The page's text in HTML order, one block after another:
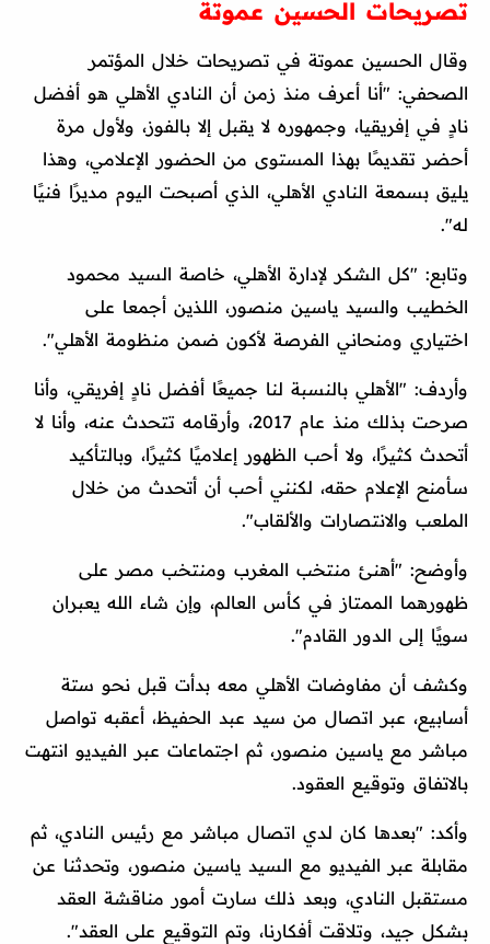
تصريحات الحسين عموتة
وقال الحسين عموتة في تصريحات خلال المؤتمر
الصحفي: "أنا أعرف منذ زمن أن النادي الأهلي هو أفضل
نادٍ في إفريقيا، وجمهوره لا يقبل إلا بالفوز، ولأول مرة
أحضر تقديمًا بهذا المستوى من الحضور الإعلامي، وهذا
يليق بسمعة النادي الأهلي، الذي أصبحت اليوم مديرًا فنيًا
له".
وتابع: "كل الشكر لإدارة الأهلي، خاصة السيد محمود
الخطيب والسيد ياسين منصور، اللذين أجمعا على
اختياري ومنحاني الفرصة لأكون ضمن منظومة الأهلي".
وأردف: "الأهلي بالنسبة لنا جميعًا أفضل نادٍ إفريقي، وأنا
صرحت بذلك منذ عام 2017، وأرقامه تتحدث عنه، وأنا لا
أتحدث كثيرًا، ولا أحب الظهور إعلاميًا كثيرًا، وبالتأكيد
سأمنح الإعلام حقه، لكنني أحب أن أتحدث من خلال
الملعب والانتصارات والألقاب".
وأوضح: "أهنئ منتخب المغرب ومنتخب مصر على
ظهورهما الممتاز في كأس العالم، وإن شاء الله يعبران
سويًا إلى الدور القادم".
وكشف أن مفاوضات الأهلي معه بدأت قبل نحو ستة
أسابيع، عبر اتصال من سيد عبد الحفيظ، أعقبه تواصل
مباشر مع ياسين منصور، ثم اجتماعات عبر الفيديو انتهت
بالاتفاق وتوقيع العقود.
وأكد: "بعدها كان لدي اتصال مباشر مع رئيس النادي، ثم
مقابلة عبر الفيديو مع السيد ياسين منصور، وتحدثنا عن
مستقبل النادي، وبعد ذلك سارت أمور مناقشة العقد
بشكل جيد، وتلاقت أفكارنا، وتم التوقيع على العقد".